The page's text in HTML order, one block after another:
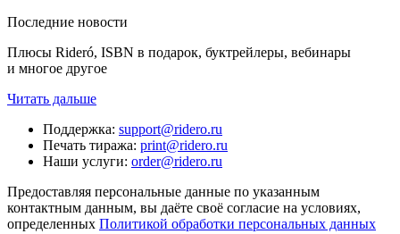
Последние новости
Плюсы Rideró, ISBN в подарок, буктрейлеры, вебинары
и многое другое
Читать дальше
Поддержка: support@ridero.ru
Печать тиража: print@ridero.ru
Наши услуги: order@ridero.ru
Предоставляя персональные данные по указанным
контактным данным, вы даёте своё согласие на условиях,
определенных Политикой обработки персональных данных